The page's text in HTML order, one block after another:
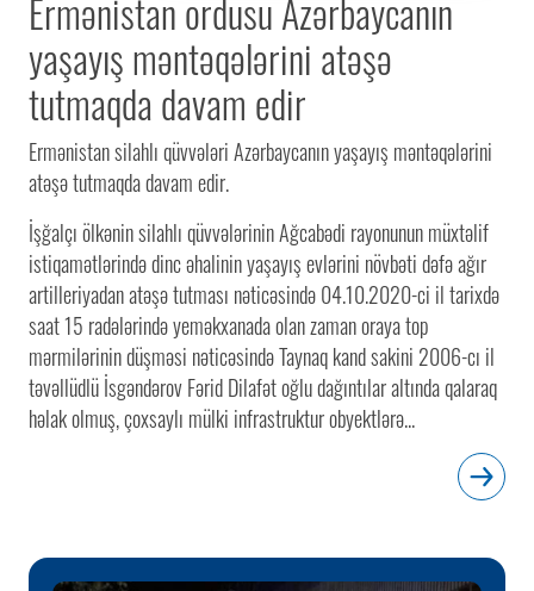
Ermənistan ordusu Azərbaycanın
yaşayış məntəqələrini atəşə
tutmaqda davam edir
Ermənistan silahlı qüvvələri Azərbaycanın yaşayış məntəqələrini
atəşə tutmaqda davam edir.
İşğalçı ölkənin silahlı qüvvələrinin Ağcabədi rayonunun müxtəlif
istiqamətlərində dinc əhalinin yaşayış evlərini növbəti dəfə ağır
artilleriyadan atəşə tutması nəticəsində 04.10.2020-ci il tarixdə
saat 15 radələrində yeməkxanada olan zaman oraya top
mərmilərinin düşməsi nəticəsində Taynaq kand sakini 2006-cı il
təvəllüdlü İsgəndərov Fərid Dilafət oğlu dağıntılar altında qalaraq
həlak olmuş, çoxsaylı mülki infrastruktur obyektlərə...